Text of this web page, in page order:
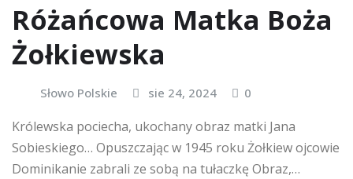
Różańcowa Matka Boża
Żołkiewska
Słowo Polskie sie 24, 2024 0
Królewska pociecha, ukochany obraz matki Jana
Sobieskiego… Opuszczając w 1945 roku Żołkiew ojcowie
Dominikanie zabrali ze sobą na tułaczkę Obraz,…